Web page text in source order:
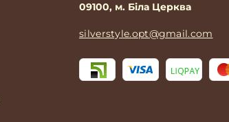
09100, м. Біла Церква
silverstyle.opt@gmail.com